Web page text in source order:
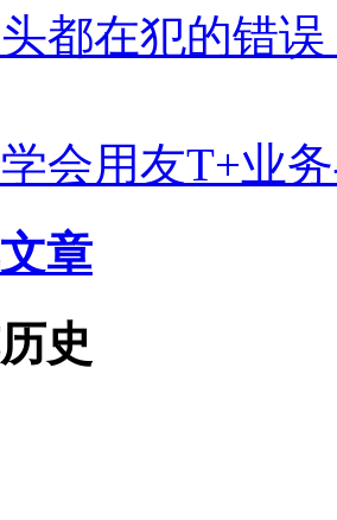
都在犯的错
会用友T+业
章
史